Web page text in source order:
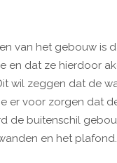
van het gebouw is
en dat ze hierdoor
wil zeggen dat de
er voor zorgen dat
de buitenschil
en het plafond.